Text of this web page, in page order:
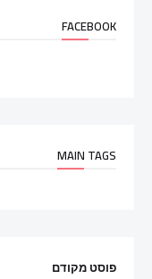
FACEBOOK
MAIN TAGS
פוסט מקודם